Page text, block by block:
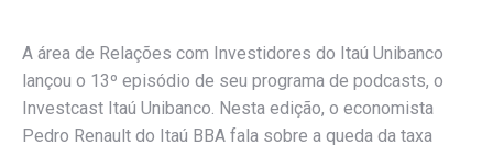
A área de Relações com Investidores do Itaú Unibanco
lançou o 13º episódio de seu programa de podcasts, o
Investcast Itaú Unibanco. Nesta edição, o economista
Pedro Renault do Itaú BBA fala sobre a queda da taxa